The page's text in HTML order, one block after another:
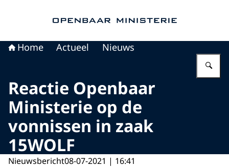
Home Actueel Nieuws
Reactie Openbaar
Ministerie op de
vonnissen in zaak
15WOLF
Nieuwsbericht08-07-2021 | 16:41